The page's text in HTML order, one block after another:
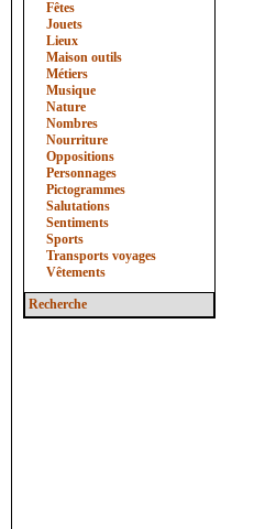
Fêtes
Jouets
Lieux
Maison outils
Métiers
Musique
Nature
Nombres
Nourriture
Oppositions
Personnages
Pictogrammes
Salutations
Sentiments
Sports
Transports voyages
Vêtements
Recherche